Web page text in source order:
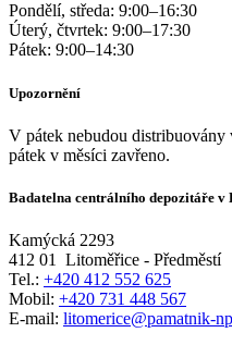
Pondělí, středa: 9:00–16:30
Úterý, čtvrtek: 9:00–17:30
Pátek: 9:00–14:30
Upozornění
V pátek nebudou
pátek v měsíci zavřeno.
Badatelna centrálního depozitáře
Kamýcká 2293
412 01
Litoměřice - Předměstí
Tel.: +420 412 552 625
Mobil: +420 731 448 567
E-mail: litomerice@pamatnik-